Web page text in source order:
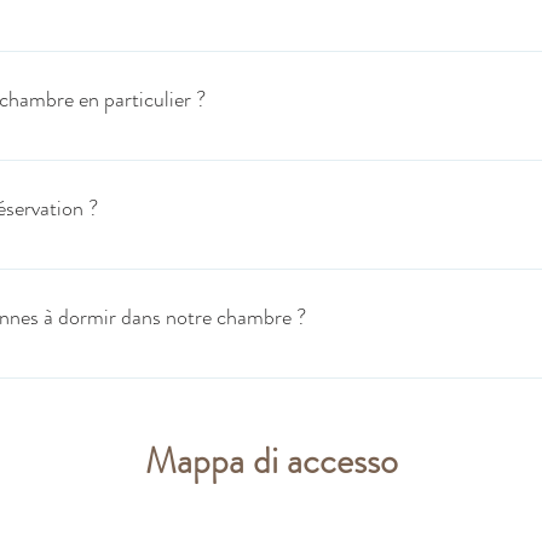
Vous avez plusieurs restaurants à proximité immédiate :
en particulier ?
garantir un numéro de chambre. Cependant, faîtes nous part de
?
sont possibles sous réserve de validation de la direction.
à dormir dans notre chambre ?
interdit de dépasser le nombre de personnes prévu par chambre.
Mappa di accesso